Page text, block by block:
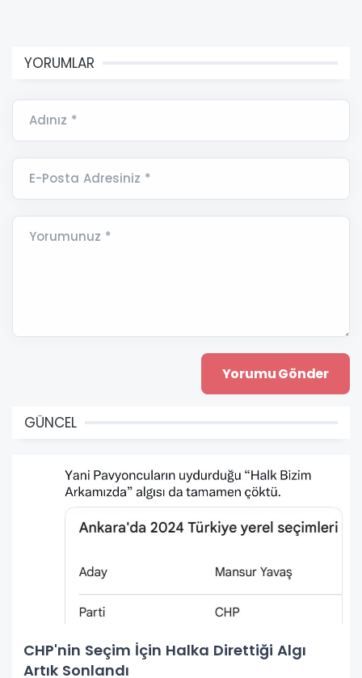
YORUMLAR
Adınız *
E-Posta Adresiniz *
Yorumunuz *
GÜNCEL
CHP'nin Seçim İçin Halka Direttiği Algı
Artık Sonlandı